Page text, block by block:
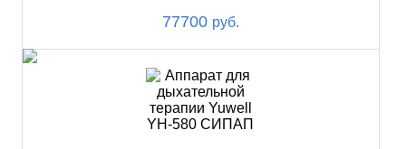
77700 руб.